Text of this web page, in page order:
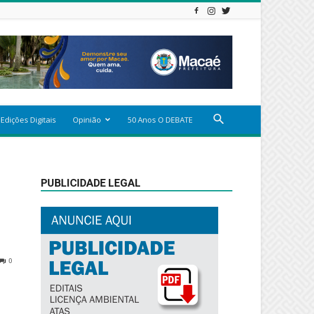
Edições Digitais Opinião 50 Anos O DEBATE
0
PUBLICIDADE LEGAL